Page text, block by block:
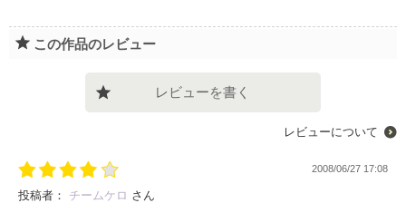
この作品のレビュー
レビューを書く
レビューについて
2008/06/27 17:08
投稿者： チームケロ さん